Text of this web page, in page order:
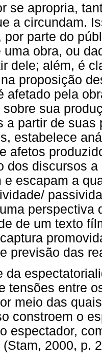
se apropria,
a circundam.
por parte do
uma obra, ou
dele; além, é
proposição
afetado pela
sobre sua
a partir de
estabelece
afetos
dos discursos
e escapam a
perspectiva
de um texto
previsão das
da
tensões entre
meio das
constroem o
espectador,
(Stam, 2000, p.